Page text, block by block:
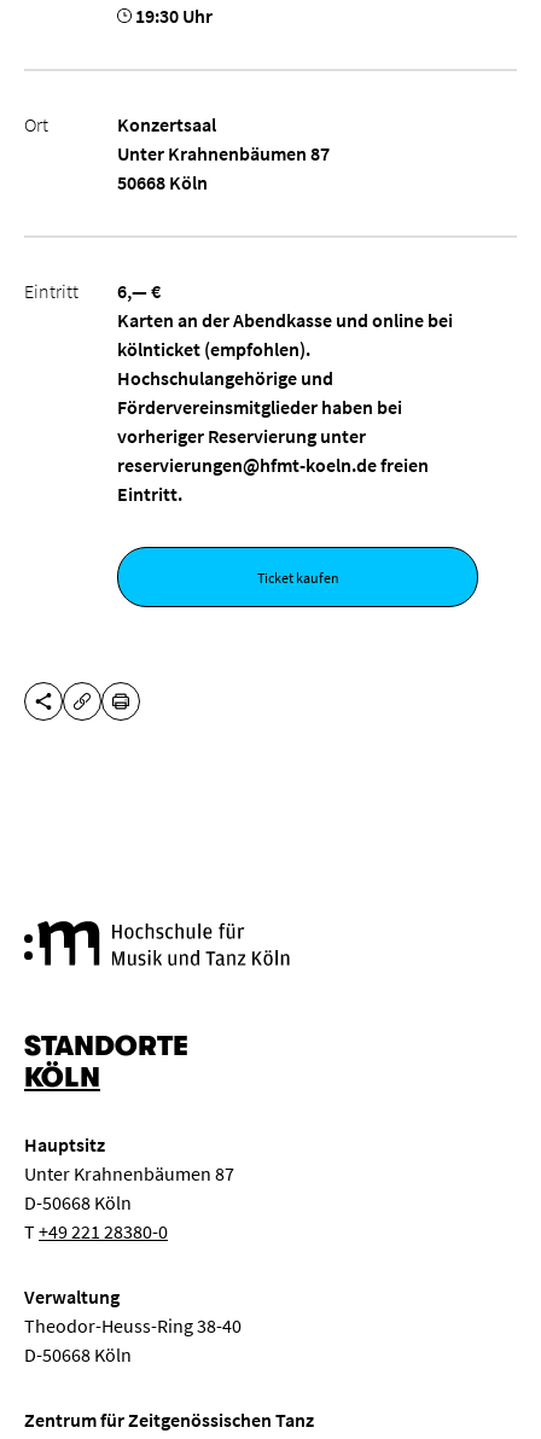
19:30 Uhr
Ort
Konzertsaal
Unter Krahnenbäumen 87
50668 Köln
Eintritt
6,— €
Karten an der Abendkasse und online bei
kölnticket (empfohlen).
Hochschulangehörige und
Fördervereinsmitglieder haben bei
vorheriger Reservierung unter
reservierungen@hfmt-koeln.de freien
Eintritt.
Ticket kaufen
DIESE SEITE TEILEN
URL KOPIEREN
DRUCKEN
STANDORTE
KÖLN
Hauptsitz
Unter Krahnenbäumen 87
D-50668 Köln
T+49 221 28380-0
Verwaltung
Theodor-Heuss-Ring 38-40
D-50668 Köln
Zentrum für Zeitgenössischen Tanz